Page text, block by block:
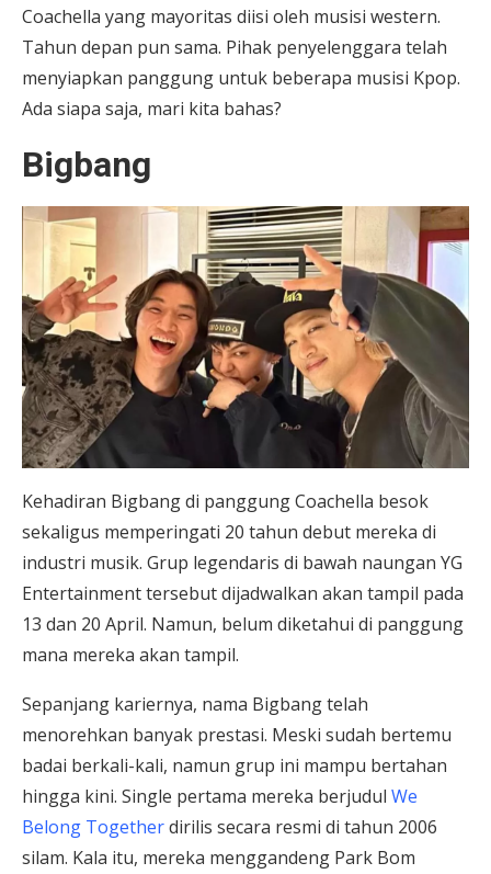
Coachella yang mayoritas diisi oleh musisi western.
Tahun depan pun sama. Pihak penyelenggara telah
menyiapkan panggung untuk beberapa musisi Kpop.
Ada siapa saja, mari kita bahas?
Bigbang
Kehadiran Bigbang di panggung Coachella besok
sekaligus memperingati 20 tahun debut mereka di
industri musik. Grup legendaris di bawah naungan YG
Entertainment tersebut dijadwalkan akan tampil pada
13 dan 20 April. Namun, belum diketahui di panggung
mana mereka akan tampil.
Sepanjang kariernya, nama Bigbang telah
menorehkan banyak prestasi. Meski sudah bertemu
badai berkali-kali, namun grup ini mampu bertahan
hingga kini. Single pertama mereka berjudul We
Belong Togetherdirilis secara resmi di tahun 2006
silam. Kala itu, mereka menggandeng Park Bom